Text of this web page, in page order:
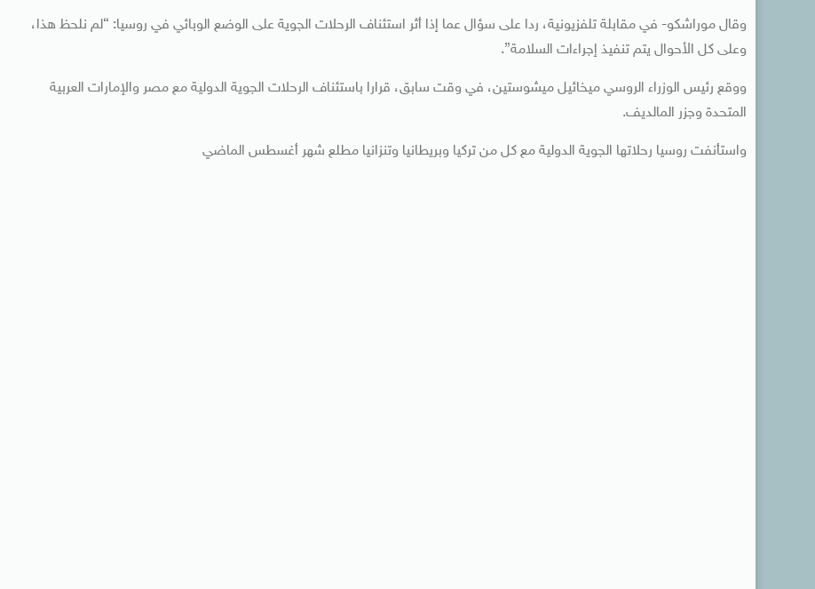
وقال موراشكو- في مقابلة تلفزيونية، ردا على سؤال عما إذا أثر استئناف الرحلات الجوية على الوضع الوبائي في روسيا: “لم نلحظ هذا،
وعلى كل الأحوال يتم تنفيذ إجراءات السلامة”.
ووقع رئيس الوزراء الروسي ميخائيل ميشوستين، في وقت سابق، قرارا باستئناف الرحلات الجوية الدولية مع مصر والإمارات العربية
المتحدة وجزر المالديف.
واستأنفت روسيا رحلاتها الجوية الدولية مع كل من تركيا وبريطانيا وتنزانيا مطلع شهر أغسطس الماضي